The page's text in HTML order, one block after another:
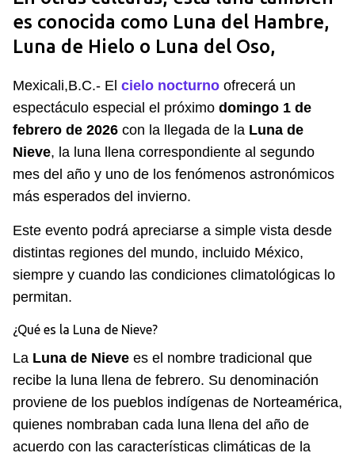
es conocida como Luna del Hambre,
Luna de Hielo o Luna del Oso,
Mexicali,B.C.- El cielo nocturno ofrecerá un
espectáculo especial el próximo domingo 1 de
febrero de 2026 con la llegada de la Luna de
Nieve, la luna llena correspondiente al segundo
mes del año y uno de los fenómenos astronómicos
más esperados del invierno.
Este evento podrá apreciarse a simple vista desde
distintas regiones del mundo, incluido México,
siempre y cuando las condiciones climatológicas lo
permitan.
¿Qué es la Luna de Nieve?
La Luna de Nieve es el nombre tradicional que
recibe la luna llena de febrero. Su denominación
proviene de los pueblos indígenas de Norteamérica,
quienes nombraban cada luna llena del año de
acuerdo con las características climáticas de la